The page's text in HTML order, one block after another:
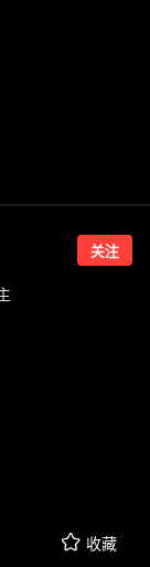
关注
收藏